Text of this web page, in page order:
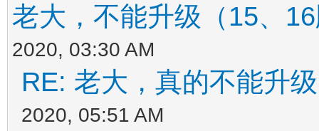
老大，不能升级（15、
2020, 03:30 AM
RE: 老大，真的不能升
2020, 05:51 AM